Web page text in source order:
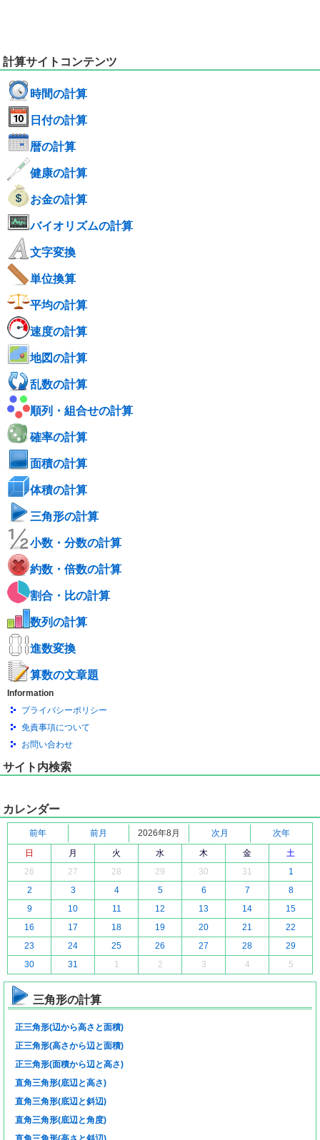
計算サイトコンテンツ
時間の計算
日付の計算
暦の計算
健康の計算
お金の計算
バイオリズムの計算
文字変換
単位換算
平均の計算
速度の計算
地図の計算
乱数の計算
順列・組合せの計算
確率の計算
面積の計算
体積の計算
三角形の計算
小数・分数の計算
約数・倍数の計算
割合・比の計算
数列の計算
進数変換
算数の文章題
Information
プライバシーポリシー
免責事項について
お問い合わせ
サイト内検索
カレンダー
前年 前月 2026年8月 次月
次年
日
月 火 水 木 金
土
26
27 28 29 30 31
1
2
3 4 5 6 7
8
9
10 11 12 13 14
15
16
17 18 19 20 21
22
23
24 25 26 27 28
29
30
31 1 2 3 4 5
三角形の計算
正三角形(辺から高さと面積)
正三角形(高さから辺と面積)
正三角形(面積から辺と高さ)
直角三角形(底辺と高さ)
直角三角形(底辺と斜辺)
直角三角形(底辺と角度)